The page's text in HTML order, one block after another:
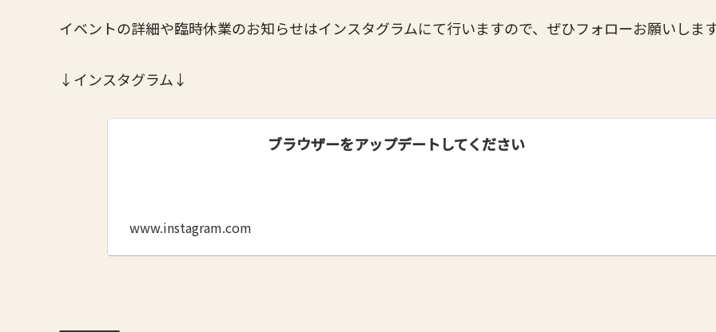
イベントの詳細や臨時休業のお知らせはインスタグラムにて行いますので、ぜひフォローお願いしま
↓インスタグラム↓
ブラウザーをアップデートしてください
www.instagram.com